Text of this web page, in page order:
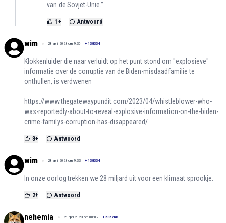
van de Sovjet-Unie.”
1 + Antwoord
wim 28 april 2023 om 9:36 + 138334
Klokkenluider die naar verluidt op het punt stond om "explosieve"
informatie over de corruptie van de Biden-misdaadfamilie te
onthullen, is verdwenen
https://www.thegatewaypundit.com/2023/04/whistleblower-who-
was-reportedly-about-to-reveal-explosive-information-on-the-biden-
crime-familys-corruption-has-disappeared/
3+ Antwoord
wim 28 april 2023 om 9:33 + 138334
In onze oorlog trekken we 28 miljard uit voor een klimaat sprookje.
2+ Antwoord
nehemia 28 april 2023 om 00:02 + 535768